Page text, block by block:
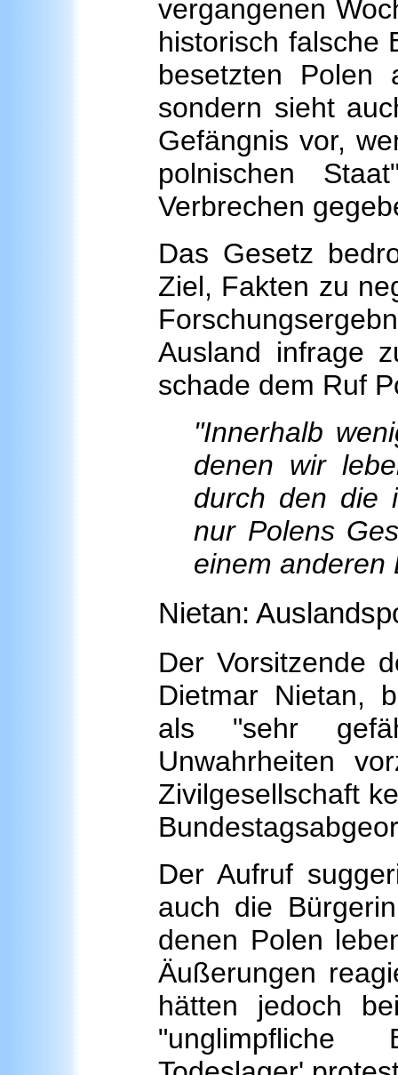
vergangenen
historisch falsche
besetzten Polen
sondern sieht
Gefängnis vor,
polnischen
Verbrechen
Das Gesetz
Ziel, Fakten zu
Ausland infrage
schade dem Ruf
"Innerhalb
denen wir
durch den die
nur Polens
einem anderen
Nietan:
Der Vorsitzende
Dietmar Nietan,
als "sehr
Unwahrheiten
Zivilgesellschaft
Der Aufruf
auch die
denen Polen
Äußerungen
hätten jedoch
"unglimpfliche